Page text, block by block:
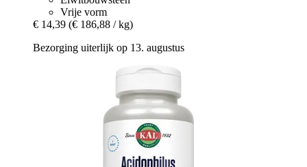
Vrije vorm
€ 14,39 (€ 186,88 / kg)
Bezorging uiterlijk op 13. augustus